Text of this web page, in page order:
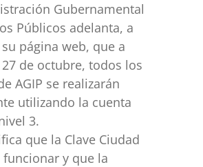
Gubernamental
Públicos adelanta, a
página web, que a
de octubre, todos los
AGIP se realizarán
utilizando la cuenta
3.
que la Clave Ciudad
funcionar y que la